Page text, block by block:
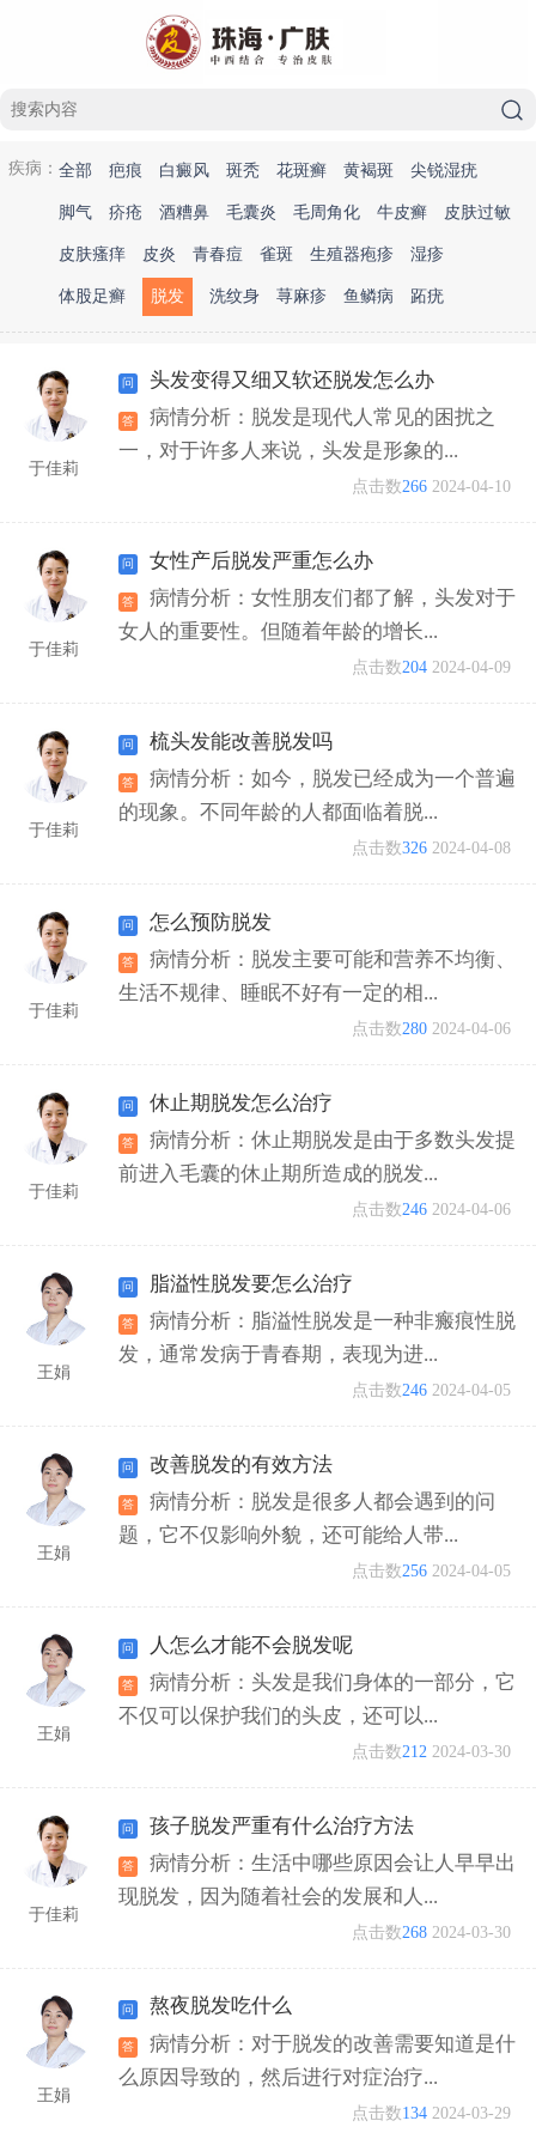
疾病： 全部 疤痕 白癜风 斑秃 花斑癣 黄褐斑 尖锐湿疣
脚气 疥疮 酒糟鼻 毛囊炎 毛周角化 牛皮癣 皮肤过敏
皮肤瘙痒 皮炎 青春痘 雀斑 生殖器疱疹 湿疹
体股足癣 脱发 洗纹身 荨麻疹 鱼鳞病 跖疣
于佳莉
头发变得又细又软还脱发怎么办
病情分析：脱发是现代人常见的困扰之
一，对于许多人来说，头发是形象的...
点击数266 2024-04-10
于佳莉
女性产后脱发严重怎么办
病情分析：女性朋友们都了解，头发对于
女人的重要性。但随着年龄的增长...
点击数204 2024-04-09
于佳莉
梳头发能改善脱发吗
病情分析：如今，脱发已经成为一个普遍
的现象。不同年龄的人都面临着脱...
点击数326 2024-04-08
于佳莉
怎么预防脱发
病情分析：脱发主要可能和营养不均衡、
生活不规律、睡眠不好有一定的相...
点击数280 2024-04-06
于佳莉
休止期脱发怎么治疗
病情分析：休止期脱发是由于多数头发提
前进入毛囊的休止期所造成的脱发...
点击数246 2024-04-06
王娟
脂溢性脱发要怎么治疗
病情分析：脂溢性脱发是一种非瘢痕性脱
发，通常发病于青春期，表现为进...
点击数246 2024-04-05
王娟
改善脱发的有效方法
病情分析：脱发是很多人都会遇到的问
题，它不仅影响外貌，还可能给人带...
点击数256 2024-04-05
王娟
人怎么才能不会脱发呢
病情分析：头发是我们身体的一部分，它
不仅可以保护我们的头皮，还可以...
点击数212 2024-03-30
于佳莉
孩子脱发严重有什么治疗方法
病情分析：生活中哪些原因会让人早早出
现脱发，因为随着社会的发展和人...
点击数268 2024-03-30
王娟
熬夜脱发吃什么
病情分析：对于脱发的改善需要知道是什
么原因导致的，然后进行对症治疗...
点击数134 2024-03-29